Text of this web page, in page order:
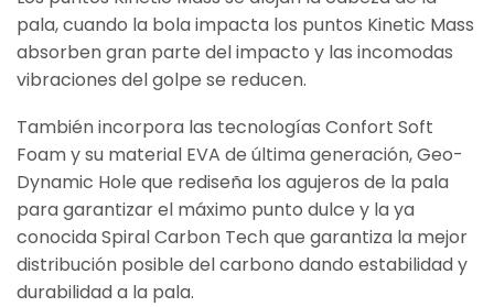
pala, cuando la bola impacta los puntos Kinetic Mass
absorben gran parte del impacto y las incomodas
vibraciones del golpe se reducen.
También incorpora las tecnologías Confort Soft
Foam y su material EVA de última generación, Geo-
Dynamic Hole que rediseña los agujeros de la pala
para garantizar el máximo punto dulce y la ya
conocida Spiral Carbon Tech que garantiza la mejor
distribución posible del carbono dando estabilidad y
durabilidad a la pala.